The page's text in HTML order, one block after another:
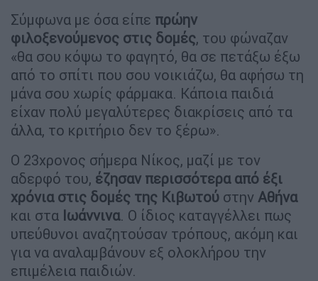
Σύμφωνα με όσα είπε πρώην
φιλοξενούμενος στις δομές, του φώναζαν
«θα σου κόψω το φαγητό, θα σε πετάξω έξω
από το σπίτι που σου νοικιάζω, θα αφήσω τη
μάνα σου χωρίς φάρμακα. Κάποια παιδιά
είχαν πολύ μεγαλύτερες διακρίσεις από τα
άλλα, το κριτήριο δεν το ξέρω».
Ο 23χρονος σήμερα Νίκος, μαζί με τον
αδερφό του, έζησαν περισσότερα από έξι
χρόνια στις δομές της Κιβωτού στην Αθήνα
και στα Ιωάννινα. Ο ίδιος καταγγέλλει πως
υπεύθυνοι αναζητούσαν τρόπους, ακόμη και
για να αναλαμβάνουν εξ ολοκλήρου την
επιμέλεια παιδιών.